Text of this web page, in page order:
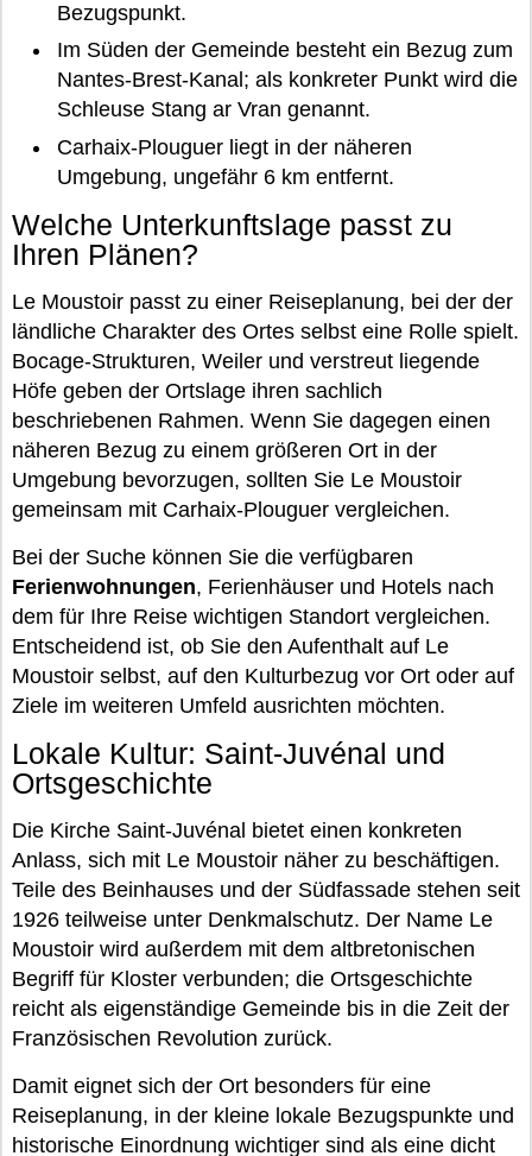
Bezugspunkt.
Im Süden der Gemeinde besteht ein Bezug zum
Nantes-Brest-Kanal; als konkreter Punkt wird die
Schleuse Stang ar Vran genannt.
Carhaix-Plouguer liegt in der näheren
Umgebung, ungefähr 6 km entfernt.
Welche Unterkunftslage passt zu
Ihren Plänen?
Le Moustoir passt zu einer Reiseplanung, bei der der
ländliche Charakter des Ortes selbst eine Rolle spielt.
Bocage-Strukturen, Weiler und verstreut liegende
Höfe geben der Ortslage ihren sachlich
beschriebenen Rahmen. Wenn Sie dagegen einen
näheren Bezug zu einem größeren Ort in der
Umgebung bevorzugen, sollten Sie Le Moustoir
gemeinsam mit Carhaix-Plouguer vergleichen.
Bei der Suche können Sie die verfügbaren
Ferienwohnungen, Ferienhäuser und Hotels nach
dem für Ihre Reise wichtigen Standort vergleichen.
Entscheidend ist, ob Sie den Aufenthalt auf Le
Moustoir selbst, auf den Kulturbezug vor Ort oder auf
Ziele im weiteren Umfeld ausrichten möchten.
Lokale Kultur: Saint-Juvénal und
Ortsgeschichte
Die Kirche Saint-Juvénal bietet einen konkreten
Anlass, sich mit Le Moustoir näher zu beschäftigen.
Teile des Beinhauses und der Südfassade stehen seit
1926 teilweise unter Denkmalschutz. Der Name Le
Moustoir wird außerdem mit dem altbretonischen
Begriff für Kloster verbunden; die Ortsgeschichte
reicht als eigenständige Gemeinde bis in die Zeit der
Französischen Revolution zurück.
Damit eignet sich der Ort besonders für eine
Reiseplanung, in der kleine lokale Bezugspunkte und
historische Einordnung wichtiger sind als eine dicht